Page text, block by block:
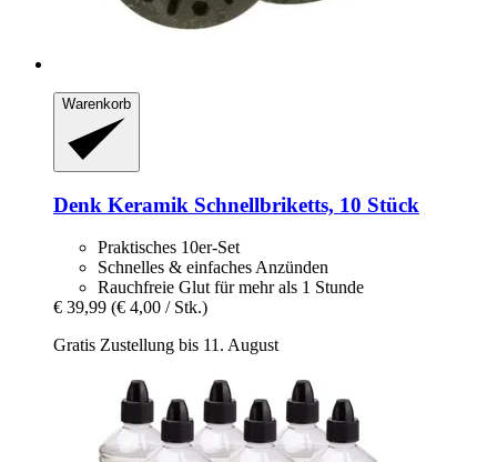
Warenkorb
Denk Keramik Schnellbriketts, 10 Stück
Praktisches 10er-Set
Schnelles & einfaches Anzünden
Rauchfreie Glut für mehr als 1 Stunde
€ 39,99 (€ 4,00 / Stk.)
Gratis Zustellung bis 11. August